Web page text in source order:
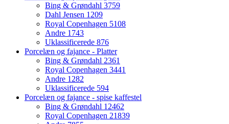
Bing & Grøndahl 3759
Dahl Jensen 1209
Royal Copenhagen 5108
Andre 1743
Uklassificerede 876
Porcelæn og fajance - Platter
Bing & Grøndahl 2361
Royal Copenhagen 3441
Andre 1282
Uklassificerede 594
Porcelæn og fajance - spise kaffestel
Bing & Grøndahl 12462
Royal Copenhagen 21839